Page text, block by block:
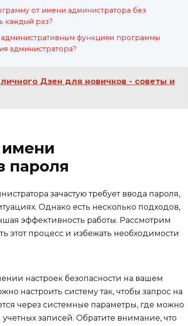
от имени администратора без
каждый раз?
административным функциям программы
администратора?
Дзен для новичков - советы и
имени
пароля
зачастую требует ввода пароля,
Однако есть несколько подходов,
эффективность работы. Рассмотрим
этот процесс и избежать необходимости
настроек безопасности на вашем
настроить систему так, чтобы запрос на
через системные параметры, где можно
записей. Обратите внимание, что